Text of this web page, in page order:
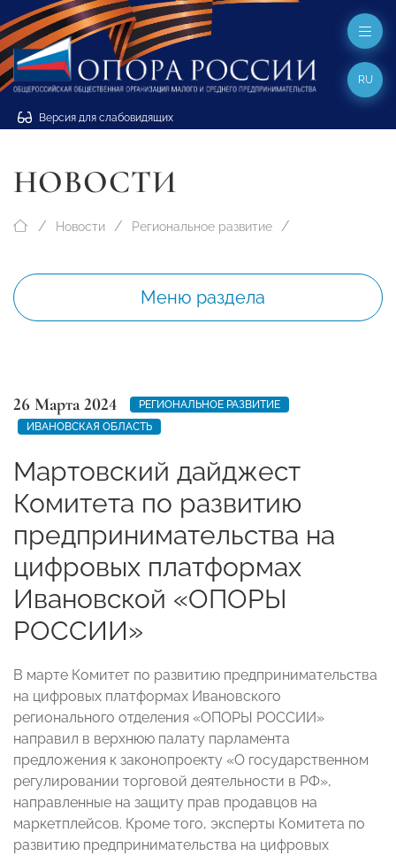
Версия для слабовидящих
RU
НОВОСТИ
Новости Региональное развитие
Меню раздела
26 Марта 2024
РЕГИОНАЛЬНОЕ РАЗВИТИЕ
ИВАНОВСКАЯ ОБЛАСТЬ
Мартовский дайджест
Комитета по развитию
предпринимательства на
цифровых платформах
Ивановской «ОПОРЫ
РОССИИ»
В марте Комитет по развитию предпринимательства
на цифровых платформах Ивановского
регионального отделения «ОПОРЫ РОССИИ»
направил в верхнюю палату парламента
предложения к законопроекту «О государственном
регулировании торговой деятельности в РФ»,
направленные на защиту прав продавцов на
маркетплейсов. Кроме того, эксперты Комитета по
развитию предпринимательства на цифровых